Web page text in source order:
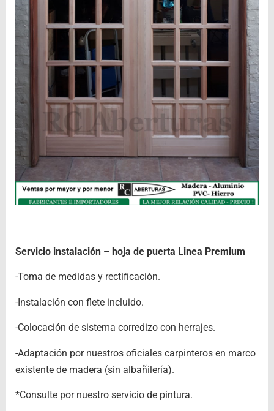
Servicio instalación – hoja de puerta Linea Premium
-Toma de medidas y rectificación.
-Instalación con flete incluido.
-Colocación de sistema corredizo con herrajes.
-Adaptación por nuestros oficiales carpinteros en marco
existente de madera (sin albañilería).
*Consulte por nuestro servicio de pintura.